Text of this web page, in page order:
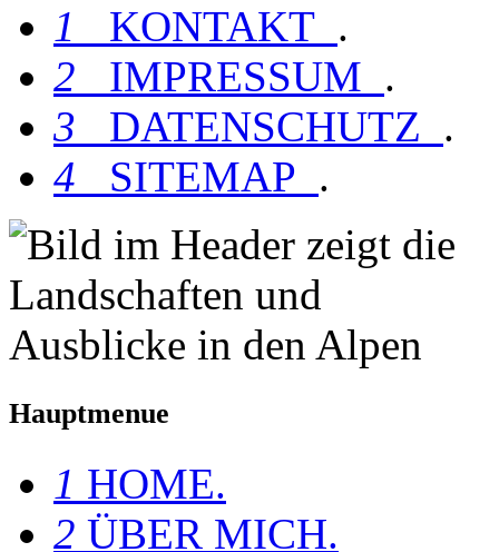
1 KONTAKT .
2
IMPRESSUM .
3
DATENSCHUTZ .
4
SITEMAP .
Hauptmenue
1 HOME.
2 ÜBER MICH.